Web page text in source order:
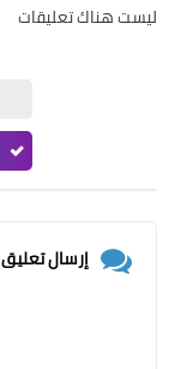
ليست هناك تعليقات
إرسال تعليق